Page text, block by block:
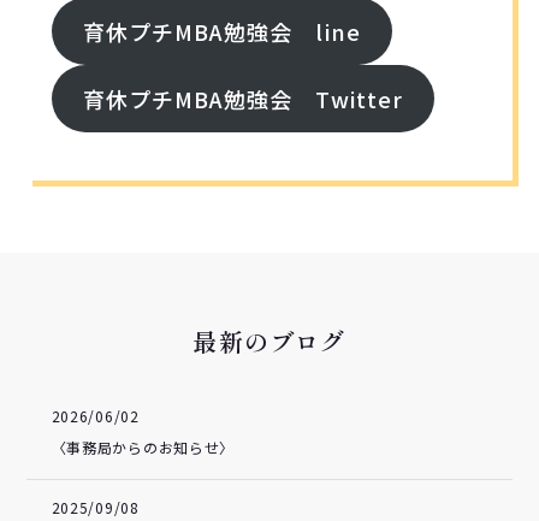
育休プチMBA勉強会 line
育休プチMBA勉強会 Twitter
最新のブログ
2026/06/02
〈事務局からのお知らせ〉
2025/09/08